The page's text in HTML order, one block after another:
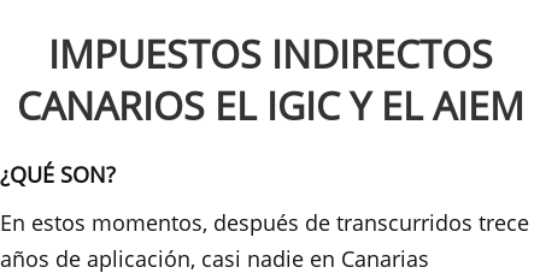
IMPUESTOS INDIRECTOS
CANARIOS EL IGIC Y EL AIEM
¿QUÉ SON?
En estos momentos, después de transcurridos trece
años de aplicación, casi nadie en Canarias